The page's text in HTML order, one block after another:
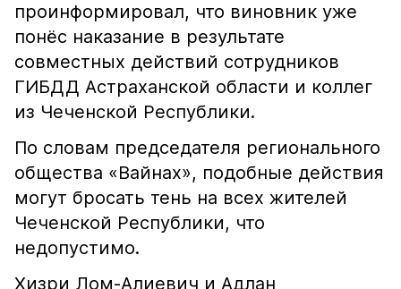
проинформировал, что виновник уже
понёс наказание в результате
совместных действий сотрудников
ГИБДД Астраханской области и коллег
из Чеченской Республики.
По словам председателя регионального
общества «Вайнах», подобные действия
могут бросать тень на всех жителей
Чеченской Республики, что
недопустимо.
Хизри Лом-Алиевич и Адлан